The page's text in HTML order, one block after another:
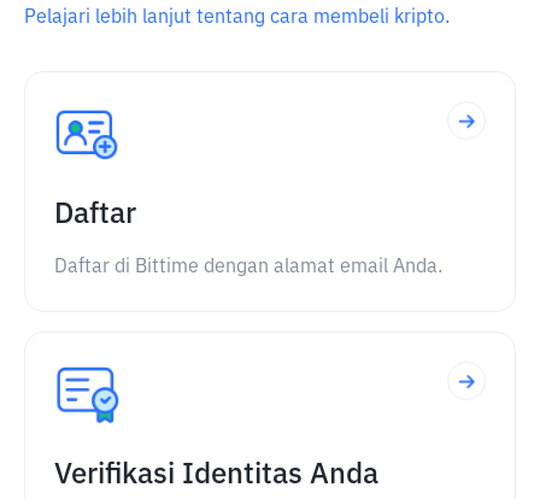
Pelajari lebih lanjut tentang cara membeli kripto.
Daftar
Daftar di Bittime dengan alamat email Anda.
Verifikasi Identitas Anda